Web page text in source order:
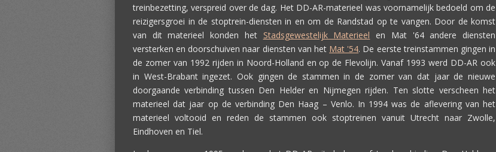
treinbezetting, verspreid over de dag. Het DD-AR-materieel was voornamelijk bedoeld om de
reizigersgroei in de stoptrein-diensten in en om de Randstad op te vangen. Door de komst
van dit materieel konden het Stadsgewestelijk Materieel en Mat '64 andere diensten
versterken en doorschuiven naar diensten van het Mat '54. De eerste treinstammen gingen in
de zomer van 1992 rijden in Noord-Holland en op de Flevolijn. Vanaf 1993 werd DD-AR ook
in West-Brabant ingezet. Ook gingen de stammen in de zomer van dat jaar de nieuwe
doorgaande verbinding tussen Den Helder en Nijmegen rijden. Ten slotte verscheen het
materieel dat jaar op de verbinding Den Haag – Venlo. In 1994 was de aflevering van het
materieel voltooid en reden de stammen ook stoptreinen vanuit Utrecht naar Zwolle,
Eindhoven en Tiel.